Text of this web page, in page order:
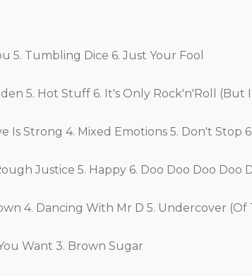
5. Tumbling Dice 6. Just Your Fool
5. Hot Stuff 6. It's Only Rock'n'Roll (But
Is Strong 4. Mixed Emotions 5. Don't Stop
Justice 5. Happy 6. Doo Doo Doo
4. Dancing With Mr D 5. Undercover
Want 3. Brown Sugar